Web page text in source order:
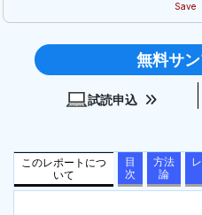
Save
無料サ
試読申込
このレポートにつ
いて
目
次
方法
論